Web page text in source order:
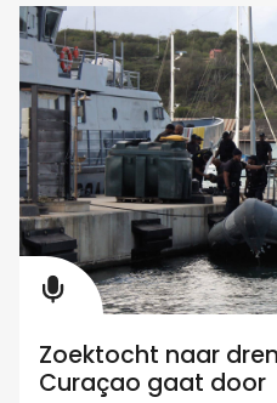
Zoektocht naar
Curaçao gaat door